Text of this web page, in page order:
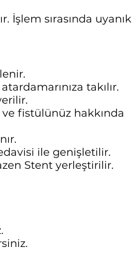
İşlem sırasında uyanık
takılır.
fistülünüz hakkında
ile genişletilir.
Stent yerleştirilir.